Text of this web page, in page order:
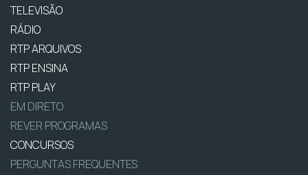
TELEVISÃO
RÁDIO
RTP ARQUIVOS
RTP ENSINA
RTP PLAY
EM DIRETO
REVER PROGRAMAS
CONCURSOS
PERGUNTAS FREQUENTES